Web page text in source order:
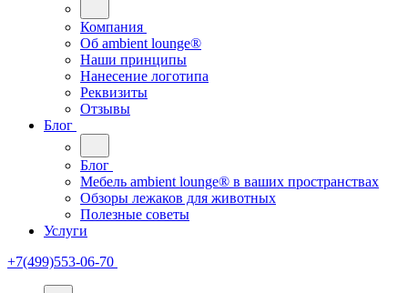
Компания
Oб ambient lounge®
Наши принципы
Нанесение логотипа
Реквизиты
Отзывы
Блог
Блог
Мебель ambient lounge® в ваших пространствах
Обзоры лежаков для животных
Полезные советы
Услуги
+7(499)553-06-70